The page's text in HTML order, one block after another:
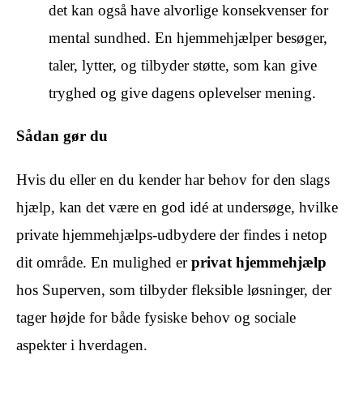
det kan også have alvorlige konsekvenser for
mental sundhed. En hjemmehjælper besøger,
taler, lytter, og tilbyder støtte, som kan give
tryghed og give dagens oplevelser mening.
Sådan gør du
Hvis du eller en du kender har behov for den slags
hjælp, kan det være en god idé at undersøge, hvilke
private hjemmehjælps‑udbydere der findes i netop
dit område. En mulighed erprivat hjemmehjælp
hos Superven, som tilbyder fleksible løsninger, der
tager højde for både fysiske behov og sociale
aspekter i hverdagen.